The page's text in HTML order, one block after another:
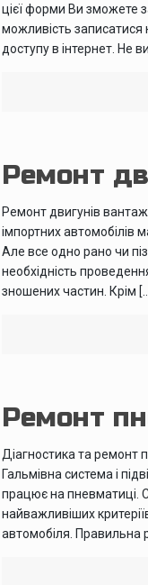
цієї форми Ви зможете
можливість записатися
доступу в інтернет. Не
Ремонт
Ремонт двигунів
імпортних автомобілів
Але все одно рано чи
необхідність
зношених частин. Крім […]
Ремонт
Діагностика та ремонт
Гальмівна система і
працює на пневматиці.
найважливіших
автомобіля. Правильна